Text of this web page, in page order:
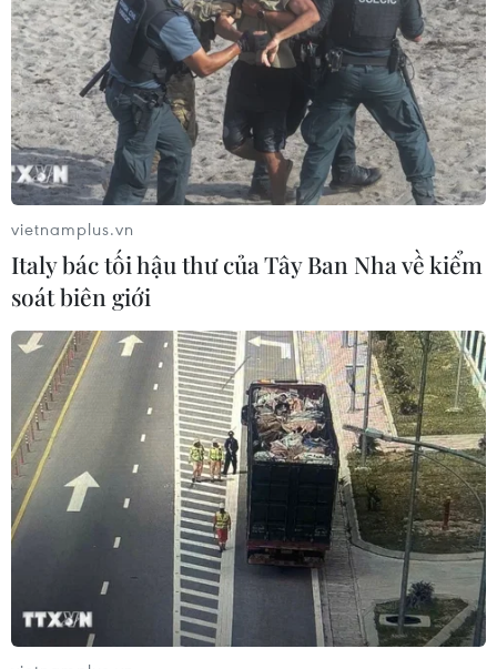
vietnamplus.vn
Italy bác tối hậu thư của Tây Ban Nha về kiểm
soát biên giới